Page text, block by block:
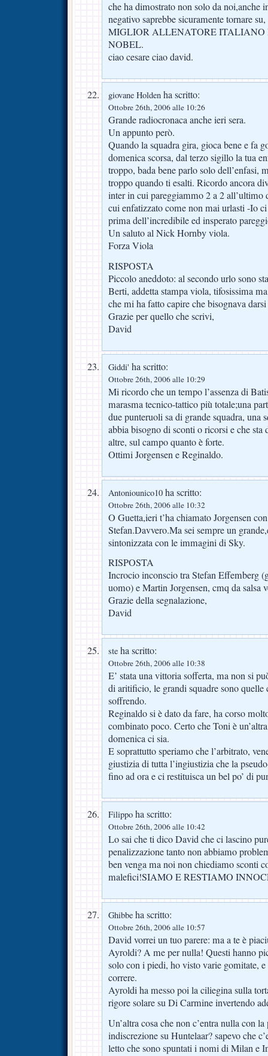
che ha dimostrato non solo da noi,anche
negativo saprebbe sicuramente tornare
MIGLIOR ALLENATORE ITALIANO
NOBEL.
ciao cesare ciao david.
giovane Holden ha scritto:
Ottobre 26th, 2006 alle 10:26
Grande radiocronaca anche ieri sera.
Un appunto però.
Quando la squadra gira, gioca bene e fa
domenica scorsa, dal terzo sigillo la tua
troppo, bada bene parlo solo dell’enfasi,
troppo quando ti esalti. Ricordo ancora
inter in cui pareggiammo 2 a 2 all’ultimo
cui enfatizzato come non mai urlasti -Io
prima dell’incredibile ed insperato
Un saluto al Nick Hornby viola.
Forza Viola
RISPOSTA
Piccolo aneddoto: al secondo urlo sono
Berti, addetta stampa viola, tifosissima
che mi ha fatto capire che bisognava
Grazie per quello che scrivi,
David
Giddi' ha scritto:
Ottobre 26th, 2006 alle 10:29
Mi ricordo che un tempo l’assenza di
marasma tecnico-tattico più totale;una
due punteruoli sa di grande squadra, una
abbia bisogno di sconti o ricorsi e che
altre, sul campo quanto è forte.
Ottimi Jorgensen e Reginaldo.
Antoniounico10 ha scritto:
Ottobre 26th, 2006 alle 10:32
O Guetta,ieri t’ha chiamato Jorgensen
Stefan.Davvero.Ma sei sempre un
sintonizzata con le immagini di Sky.
RISPOSTA
Incrocio inconscio tra Stefan Effemberg
uomo) e Martin Jorgensen, cmq da salsa
Grazie della segnalazione,
David
ste ha scritto:
Ottobre 26th, 2006 alle 10:38
E’ stata una vittoria sofferta, ma non si
di aritificio, le grandi squadre sono quelle
soffrendo.
Reginaldo si è dato da fare, ha corso
combinato poco. Certo che Toni è
domenica ci sia.
E soprattutto speriamo che l’arbitrato,
giustizia di tutta l’ingiustizia che la
fino ad ora e ci restituisca un bel po’ di
Filippo ha scritto:
Ottobre 26th, 2006 alle 10:42
Lo sai che ti dico David che ci lascino
penalizzazione tanto non abbiamo
ben venga ma noi non chiediamo sconti
malefici!SIAMO E RESTIAMO
Ghibbe ha scritto:
Ottobre 26th, 2006 alle 10:57
David vorrei un tuo parere: ma a te è
Ayroldi? A me per nulla! Questi hanno
solo con i piedi, ho visto varie gomitate, e
correre.
Ayroldi ha messo poi la ciliegina sulla
rigore solare su Di Carmine invertendo
Un’altra cosa che non c’entra nulla con
indiscrezione su Huntelaar? sapevo che
letto che sono spuntati i nomi di Milan e